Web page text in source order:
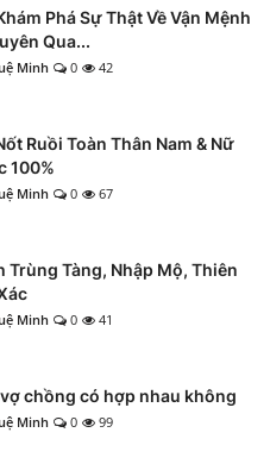
Phá Sự Thật Về Vận Mệnh
Qua...
Minh 0 42
Ruồi Toàn Thân Nam & Nữ
100%
Minh 0 67
Trùng Tàng, Nhập Mộ, Thiên
Minh 0 41
chồng có hợp nhau không
Minh 0 99